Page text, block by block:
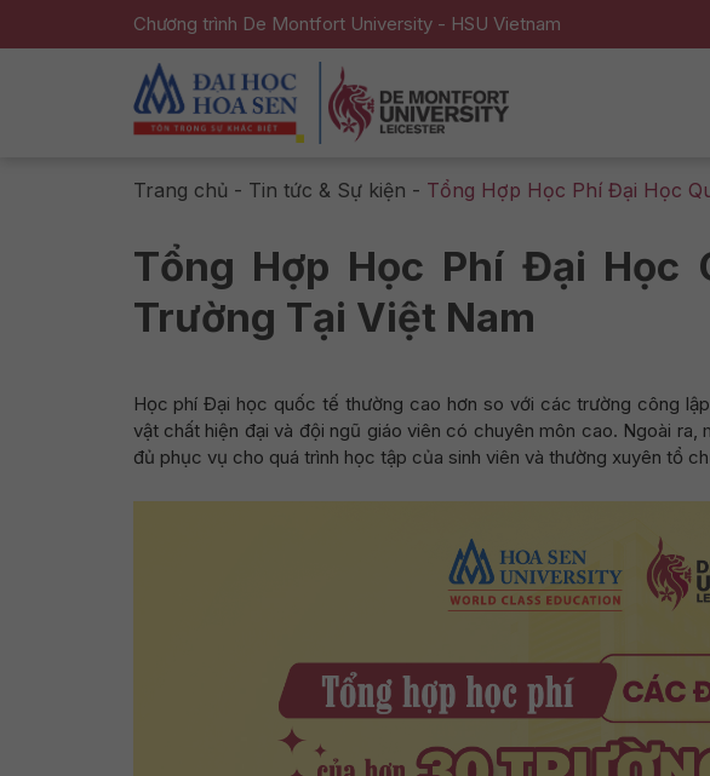
Chương trình De Montfort University - HSU Vietnam
Trang chủ - Tin tức & Sự kiện - Tổng Hợp Học Phí Đại Học
Tổng Hợp Học Phí Đại Học
Trường Tại Việt Nam
Học phí Đại học quốc tế thường cao hơn so với các trường công
vật chất hiện đại và đội ngũ giáo viên có chuyên môn cao. Ngoài
đủ phục vụ cho quá trình học tập của sinh viên và thường xuyên tổ